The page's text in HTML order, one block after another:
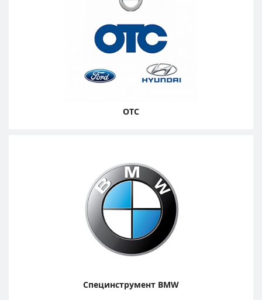
OTC
Специнструмент BMW